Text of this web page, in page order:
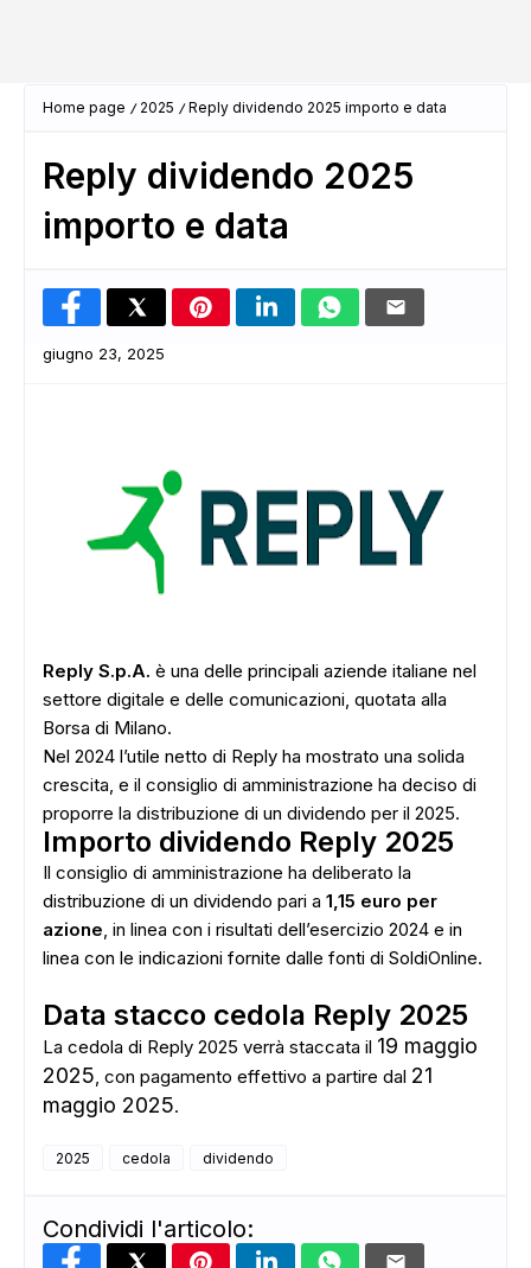
Home page 2025 Reply dividendo 2025 importo e data
Reply dividendo 2025
importo e data
giugno 23, 2025
Reply S.p.A. è una delle principali aziende italiane nel
settore digitale e delle comunicazioni, quotata alla
Borsa di Milano.
Nel 2024 l’utile netto di Reply ha mostrato una solida
crescita, e il consiglio di amministrazione ha deciso di
proporre la distribuzione di un dividendo per il 2025.
Importo dividendo Reply 2025
Il consiglio di amministrazione ha deliberato la
distribuzione di un dividendo pari a 1,15 euro per
azione, in linea con i risultati dell’esercizio 2024 e in
linea con le indicazioni fornite dalle fonti di SoldiOnline.
Data stacco cedola Reply 2025
La cedola di Reply 2025 verrà staccata il 19 maggio
2025, con pagamento effettivo a partire dal 21
maggio 2025.
2025 cedola dividendo
Condividi l'articolo: